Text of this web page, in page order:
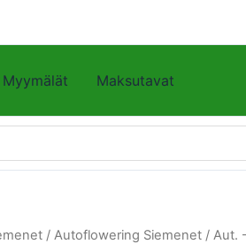
Myymälät Maksutavat
/ Autoflowering Siemenet / Aut.